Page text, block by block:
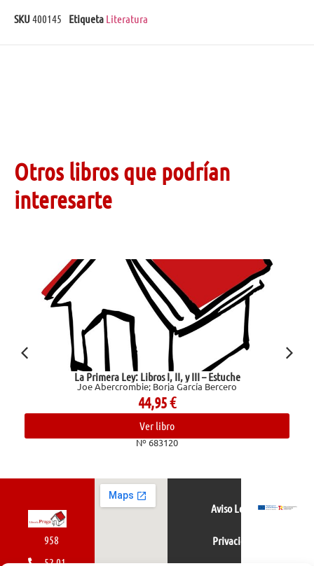
SKU400145 Etiqueta Literatura
Otros libros que podrían
interesarte
La Primera Ley: Libros I, II, y III – Estuche
Joe Abercrombie; Borja García Bercero
44,95€
Ver libro
Nº 683120
958
52 01
Aviso Legal
Privacidad